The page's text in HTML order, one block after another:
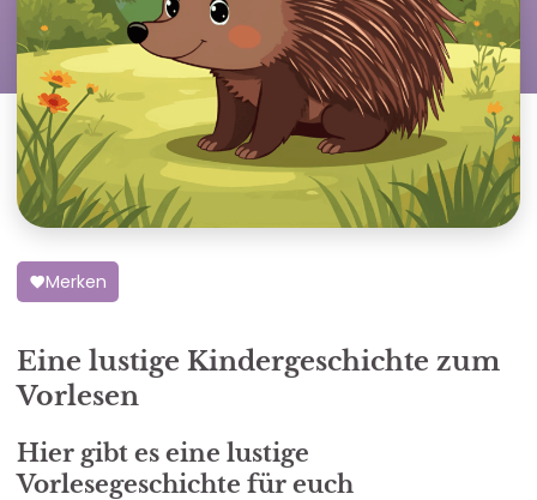
Merken
Eine lustige Kindergeschichte zum
Vorlesen
Hier gibt es eine lustige
Vorlesegeschichte für euch